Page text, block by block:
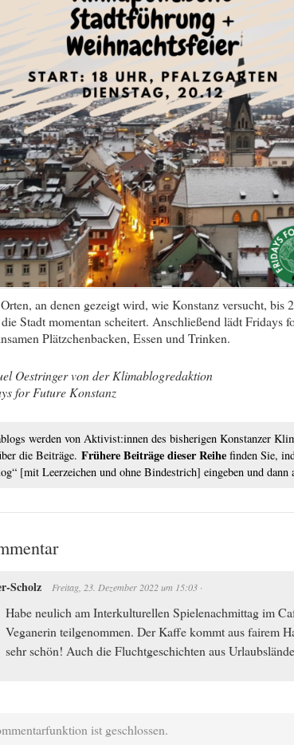
an denen gezeigt wird, wie Konstanz versucht, bis
Stadt momentan scheitert. Anschließend lädt Fridays
Plätzchenbacken, Essen und Trinken.
Oestringer von der Klimablogredaktion
for Future Konstanz
werden von Aktivist:innen des bisherigen Konstanzer
die Beiträge. Frühere Beiträge dieser Reihe finden Sie,
[mit Leerzeichen und ohne Bindestrich] eingeben und dann
Scholz Freitag, 23. Dezember 2022um 15:03 ·
Habe neulich am Interkulturellen Spielenachmittag im
Veganerin teilgenommen. Der Kaffe kommt aus fairem
sehr schön! Auch die Fluchtgeschichten aus
ist geschlossen.